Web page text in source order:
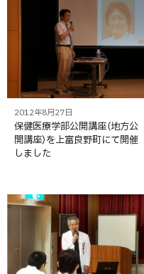
2012年8月27日
保健医療学部公開講座（地方公
開講座）を上富良野町にて開催
しました